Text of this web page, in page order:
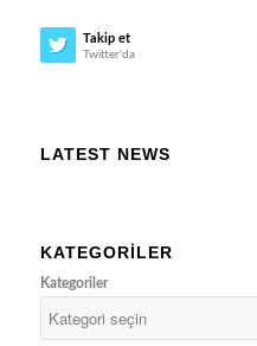
Takip et
Twitter'da
LATEST NEWS
KATEGORILER
Kategoriler